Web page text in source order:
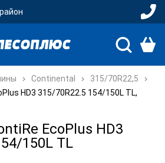
Continental
315/70R22,5
HD3 315/70R22.5 154/150L TL,
EcoPlus HD3
150L TL